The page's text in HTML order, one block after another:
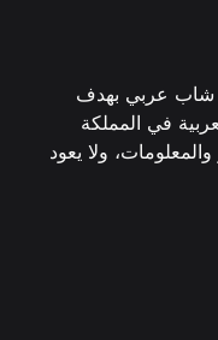
شاب عربي بهدف
في المملكة
ولا يعود